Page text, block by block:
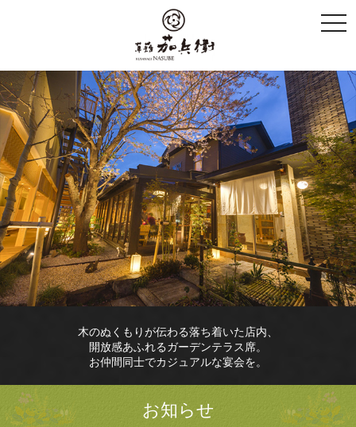
木のぬくもりが伝わる落ち着いた店内、
開放感あふれるガーデンテラス席。
お仲間同士でカジュアルな宴会を。
お知らせ